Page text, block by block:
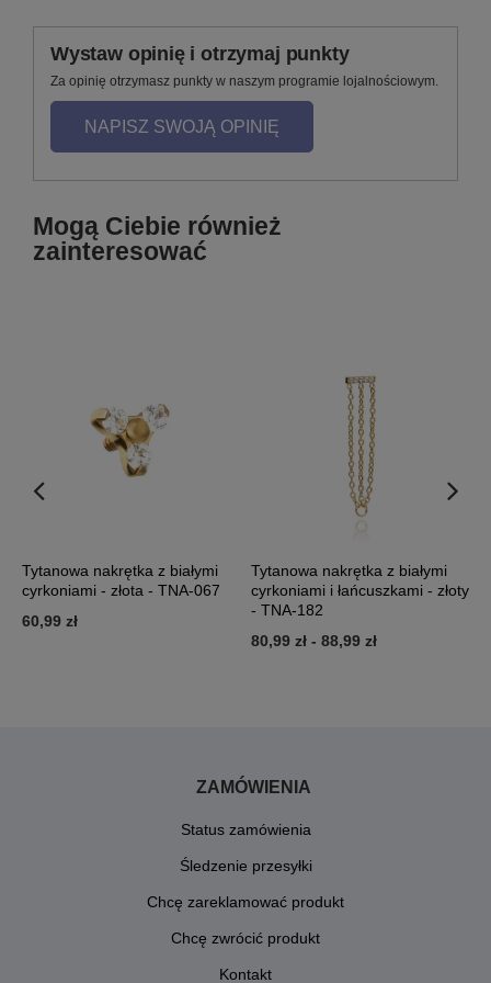
Wystaw opinię i otrzymaj punkty
Za opinię otrzymasz punkty w naszym programie lojalnościowym.
NAPISZ SWOJĄ OPINIĘ
Mogą Ciebie również
zainteresować
Tytanowa nakrętka z białymi
cyrkoniami - złota - TNA-067
60,99 zł
Tytanowa nakrętka z białymi
cyrkoniami i łańcuszkami - złoty
- TNA-182
80,99 zł - 88,99 zł
ZAMÓWIENIA
Status zamówienia
Śledzenie przesyłki
Chcę zareklamować produkt
Chcę zwrócić produkt
Kontakt